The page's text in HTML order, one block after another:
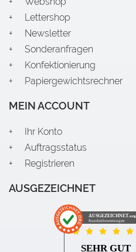
Lettershop
Newsletter
Sonderanfragen
Konfektionierung
Papiergewichtsrechner
MEIN ACCOUNT
Ihr Konto
Auftragsstatus
Registrieren
AUSGEZEICHNET
AUSGEZEICHNET .org
Kundenbewertungen
SEHR GUT